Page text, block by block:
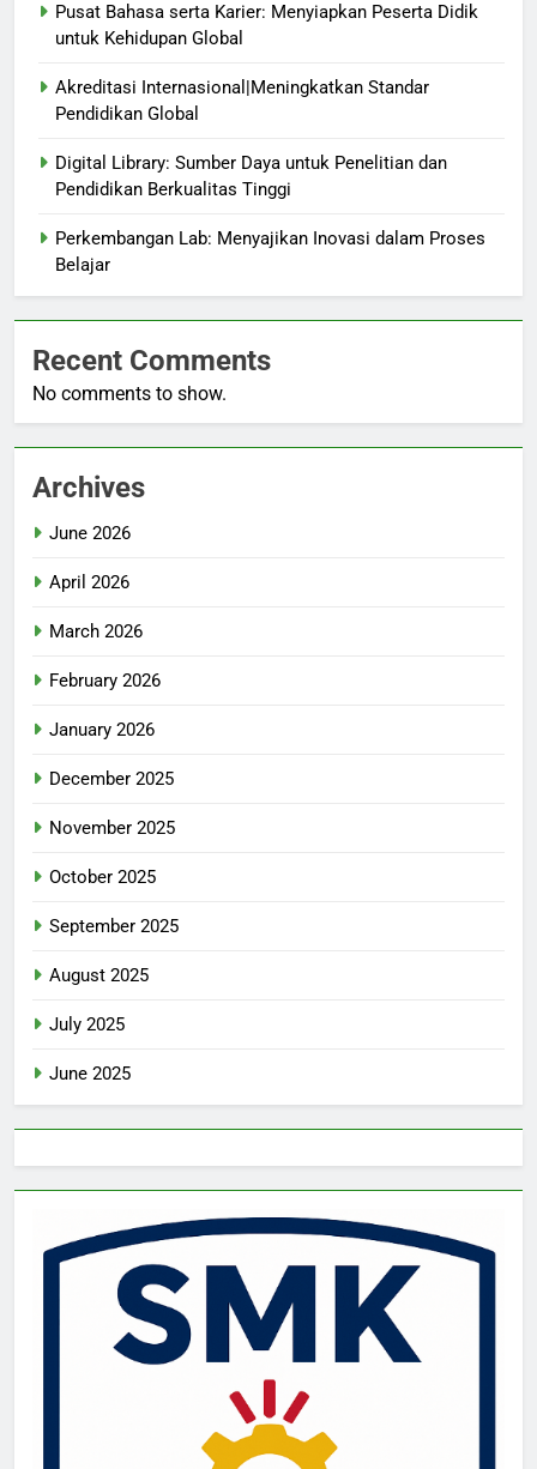
Pusat Bahasa serta Karier: Menyiapkan Peserta Didik
untuk Kehidupan Global
Akreditasi Internasional|Meningkatkan Standar
Pendidikan Global
Digital Library: Sumber Daya untuk Penelitian dan
Pendidikan Berkualitas Tinggi
Perkembangan Lab: Menyajikan Inovasi dalam Proses
Belajar
Recent Comments
No comments to show.
Archives
June 2026
April 2026
March 2026
February 2026
January 2026
December 2025
November 2025
October 2025
September 2025
August 2025
July 2025
June 2025